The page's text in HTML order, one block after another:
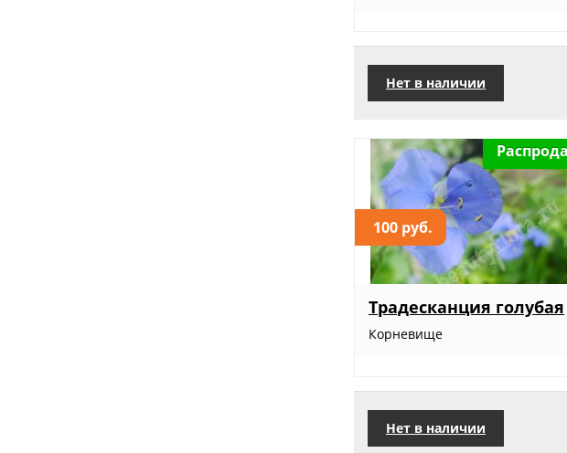
Нет в наличии
100 руб.
Традесканция голубая
Корневище
Нет в наличии